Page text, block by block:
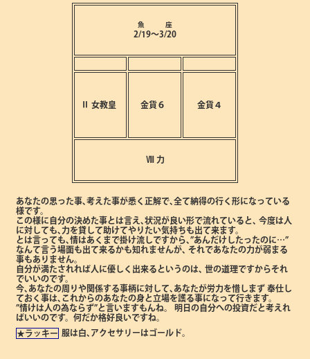
魚 座
2/19～3/20
女教皇 金貨６ 金貨４
Ⅷ 力
あなたの思った事､考えた事が悉く正解で､全て納得の行く形になっている
様です。
この様に自分の決めた事とは言え､状況が良い形で流れていると､ 今度は人
に対しても､力を貸して助けてやりたい気持ちも出て来ます。
とは言っても､情はあくまで掛け流しですから､”あんだけしたったのに…”
なんて言う場面も出て来るかも知れませんが､ それであなたの力が弱まる
事もありません。
自分が満たされれば人に優しく出来るというのは､ 世の道理ですからそれ
でいいのです。
今､あなたの周りや関係する事柄に対して､あなたが労力を惜しまず 奉仕し
ておく事は､これからのあなたの身と立場を護る事になって行きます。
”情けは人の為ならず”と言いますもんね。
明日の自分への投資だと考えれ
ばいいのです。何だか格好良いですね。
★ラッキー
服は白､アクセサリーはゴールド。